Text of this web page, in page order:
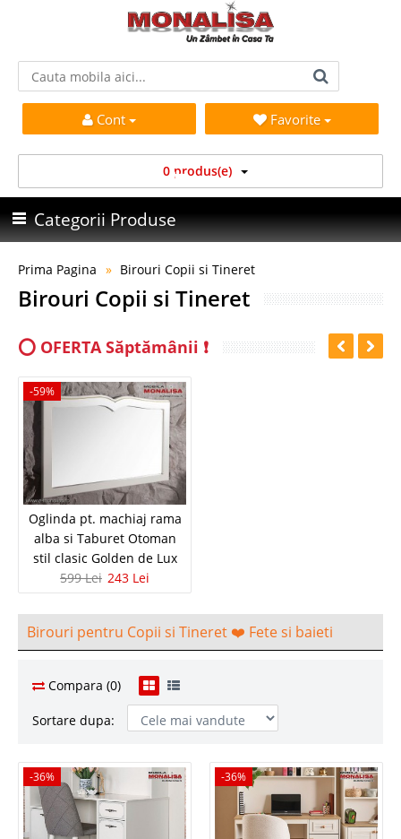
Cont Favorite
0 produs(e)
Categorii Produse
Prima Pagina Birouri Copii si Tineret
Birouri Copii si Tineret
⭕ OFERTA Săptămânii ❗
-59%
Oglinda pt. machiaj rama
alba si Taburet Otoman
stil clasic Golden de Lux
599 Lei 243 Lei
Birouri pentru Copii si Tineret ❤️ Fete si baieti
Compara (0)
Sortare dupa:
-36%
-36% -36%